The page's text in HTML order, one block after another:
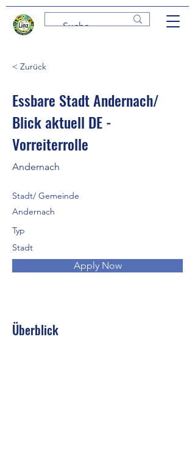
< Zurück
Essbare Stadt Andernach/
Blick aktuell DE -
Vorreiterrolle
Andernach
Stadt/ Gemeinde
Andernach
Typ
Stadt
Apply Now
Überblick